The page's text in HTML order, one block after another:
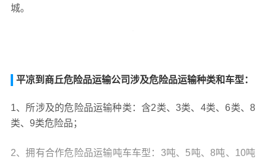
城。
平凉到商丘危险品运输公司涉及危险品运输种类和车型：
1、所涉及的危险品运输种类：含2类、3类、4类、6类、8
类、9类危险品；
2、拥有合作危险品运输吨车车型：3吨、5吨、8吨、10吨